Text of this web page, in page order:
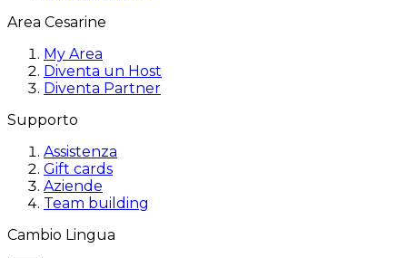
Area Cesarine
My Area
Diventa un Host
Diventa Partner
Supporto
Assistenza
Gift cards
Aziende
Team building
Cambio Lingua